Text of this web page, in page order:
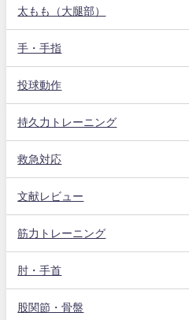
太もも（大腿部）
手・手指
投球動作
持久力トレーニング
救急対応
文献レビュー
筋力トレーニング
肘・手首
股関節・骨盤